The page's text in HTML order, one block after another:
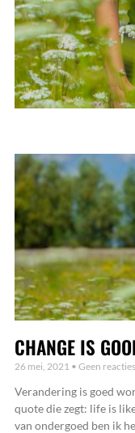
CHANGE
CHANGE IS
26 mei, 2021 Geen reacties
Verandering is goed
quote die zegt: life is
van ondergoed ben ik